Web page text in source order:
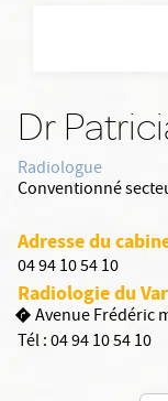
Dr
Radiologue
Conventionné
Adresse du
04 94 10 54 10
Radiologie du
Avenue Frédéric
Tél :04 94 10 54 10